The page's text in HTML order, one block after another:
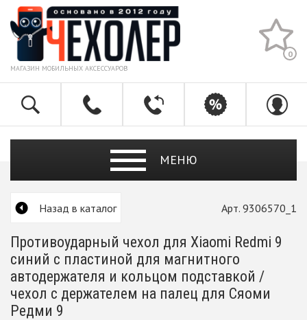
МАГАЗИН МОБИЛЬНЫХ АКСЕССУАРОВ
0
МЕНЮ
Назад в каталог Арт. 9306570_1
Противоударный чехол для Xiaomi Redmi 9
синий с пластиной для магнитного
автодержателя и кольцом подставкой /
чехол с держателем на палец для Сяоми
Редми 9